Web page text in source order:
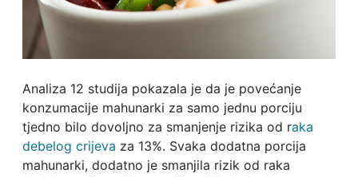
Analiza 12 studija pokazala je da je povećanje
konzumacije mahunarki za samo jednu porciju
tjedno bilo dovoljno za smanjenje rizika od raka
debelog crijeva za 13%. Svaka dodatna porcija
mahunarki, dodatno je smanjila rizik od raka